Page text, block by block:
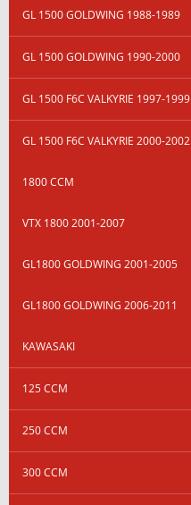
GL 1500 GOLDWING 1988-1989
GL 1500 GOLDWING 1990-2000
GL 1500 F6C VALKYRIE 1997-1999
GL 1500 F6C VALKYRIE 2000-2002
1800 CCM
VTX 1800 2001-2007
GL1800 GOLDWING 2001-2005
GL1800 GOLDWING 2006-2011
KAWASAKI
125 CCM
250 CCM
300 CCM